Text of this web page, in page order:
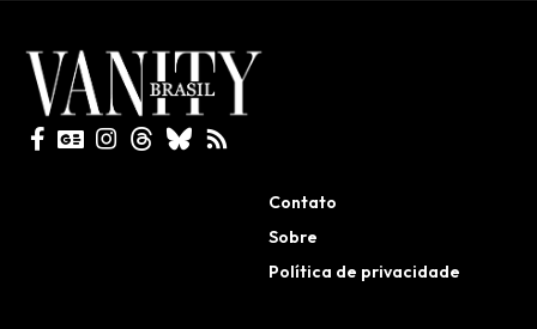
Contato
Sobre
Política de privacidade